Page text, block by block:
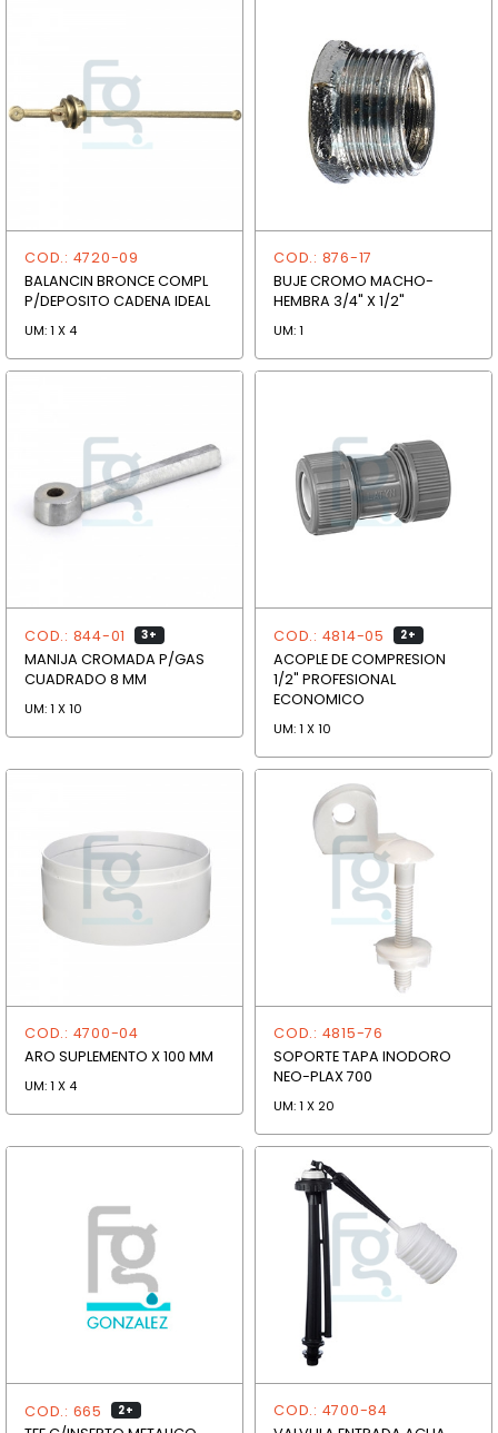
COD.: 4720-09
BALANCIN BRONCE COMPL
P/DEPOSITO CADENA IDEAL
UM: 1 X 4
COD.: 876-17
BUJE CROMO MACHO-
HEMBRA 3/4" X 1/2"
UM: 1
COD.: 844-01 3+
MANIJA CROMADA P/GAS
CUADRADO 8 MM
UM: 1 X 10
COD.: 4814-05 2+
ACOPLE DE COMPRESION
1/2" PROFESIONAL
ECONOMICO
UM: 1 X 10
COD.: 4700-04
ARO SUPLEMENTO X 100 MM
UM: 1 X 4
COD.: 4815-76
SOPORTE TAPA INODORO
NEO-PLAX 700
UM: 1 X 20
COD.: 665 2+
COD.: 4700-84